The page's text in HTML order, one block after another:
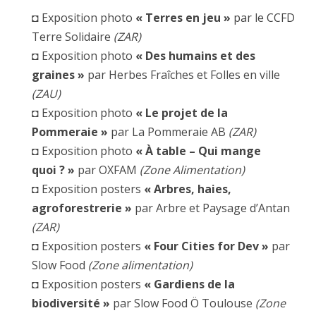
◘ Exposition photo « Terres en jeu » par le CCFD
Terre Solidaire (ZAR)
◘ Exposition photo « Des humains et des
graines » par Herbes Fraîches et Folles en ville
(ZAU)
◘ Exposition photo « Le projet de la
Pommeraie » par La Pommeraie AB (ZAR)
◘ Exposition photo « À table – Qui mange
quoi ? » par OXFAM (Zone Alimentation)
◘ Exposition posters « Arbres, haies,
agroforestrerie » par Arbre et Paysage d’Antan
(ZAR)
◘ Exposition posters « Four Cities for Dev » par
Slow Food (Zone alimentation)
◘ Exposition posters « Gardiens de la
biodiversité » par Slow Food Ö Toulouse (Zone